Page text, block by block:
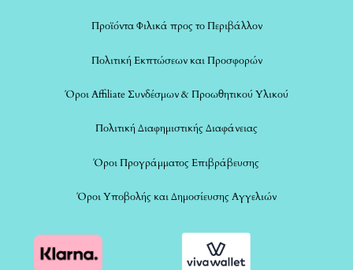
Προϊόντα Φιλικά προς το Περιβάλλον
Πολιτική Εκπτώσεων και Προσφορών
Όροι Affiliate Συνδέσμων & Προωθητικού Υλικού
Πολιτική Διαφημιστικής Διαφάνειας
Όροι Προγράμματος Επιβράβευσης
Όροι Υποβολής και Δημοσίευσης Αγγελιών